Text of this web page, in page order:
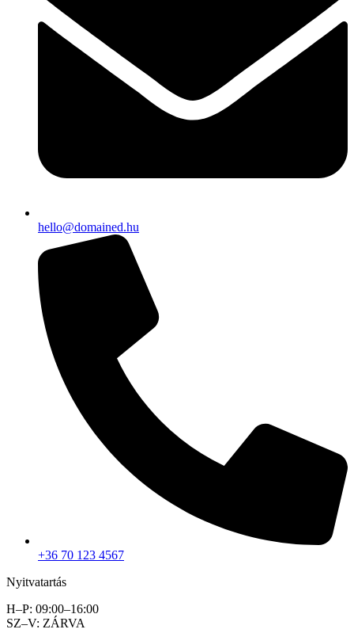
hello@domained.hu
+36 70 123 4567
Nyitvatartás
H–P: 09:00–16:00
SZ–V: ZÁRVA